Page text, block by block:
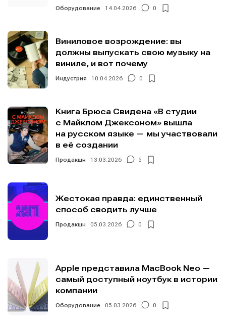
Оборудование 14.04.2026 0
Виниловое возрождение: вы
должны выпускать свою музыку на
виниле, и вот почему
Индустрия 10.04.2026 0
Книга Брюса Свидена «В студии
с Майклом Джексоном» вышла
на русском языке — мы участвовали
в её создании
Продакшн 13.03.2026 5
Жестокая правда: единственный
способ сводить лучше
Продакшн 05.03.2026 0
Apple представила MacBook Neo —
самый доступный ноутбук в истории
компании
Оборудование 05.03.2026 0